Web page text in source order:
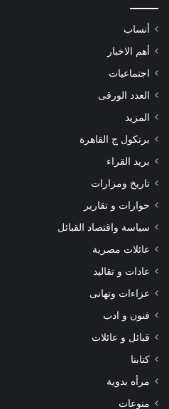
أنساب
أهم الاخبار
اجتماعيات
العدد الورقى
المزيد
برتكول ج القاهرة
بريد القراء
تاريخ ومزارات
حوارات و تقارير
سياسة واقتصاد القبائل
عائلات مصرية
عادات و تقاليد
عزاءات وتهانى
فنون و ادب
قبائل و عائلات
كتابنا
مرأه بدوية
منوعات